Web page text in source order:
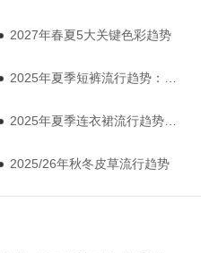
2027年春夏5大关键色彩趋势
2025年夏季短裤流行趋势：百慕大短裤回归
2025年夏季连衣裙流行趋势：白色连衣裙
2025/26年秋冬皮草流行趋势